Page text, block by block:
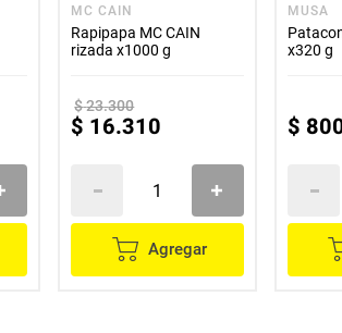
MC CAIN
Rapipapa MC CAIN
rizada x1000 g
$23.300
$ 16.310
Agregar
MUSA
x320 g
$